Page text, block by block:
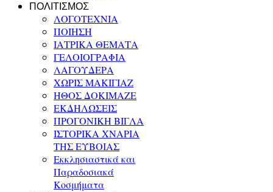
ΠΟΛΙΤΙΣΜΟΣ
ΛΟΓΟΤΕΧΝΙΑ
ΠΟΙΗΣΗ
ΙΑΤΡΙΚΑ ΘΕΜΑΤΑ
ΓΕΛΟΙΟΓΡΑΦΙΑ
ΛΑΓΟΥΔΕΡΑ
ΧΩΡΙΣ ΜΑΚΙΓΙΑΖ
ΗΘΟΣ ΔΟΚΙΜΑΖΕ
ΕΚΔΗΛΩΣΕΙΣ
ΠΡΟΓΟΝΙΚΗ ΒΙΓΛΑ
ΙΣΤΟΡΙΚΑ ΧΝΑΡΙΑ
ΤΗΣ ΕΥΒΟΙΑΣ
Εκκλησιαστικά και
Παραδοσιακά
Κοσμήματα